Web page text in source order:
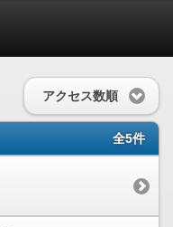
アクセス数順
全5件